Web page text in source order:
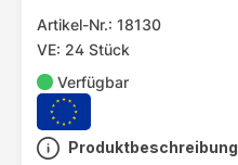
Artikel-Nr.: 18130
VE: 24 Stück
Verfügbar
Produktbeschreibung